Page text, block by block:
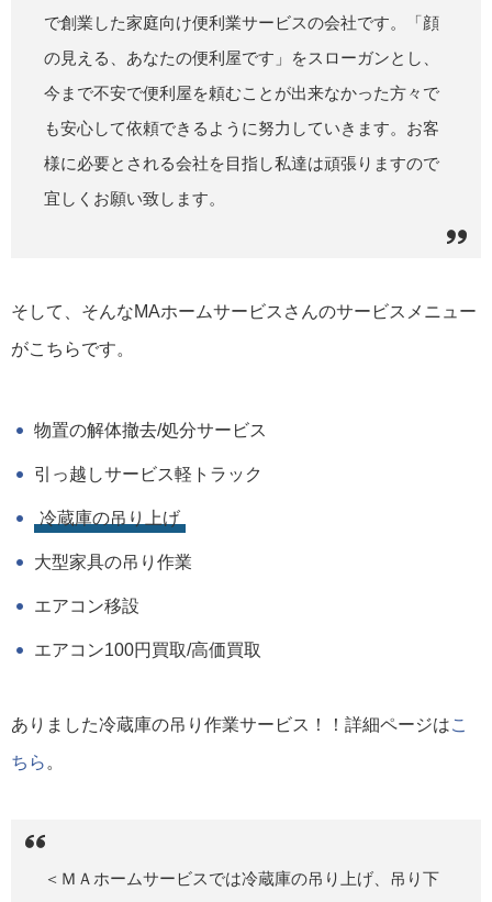
で創業した家庭向け便利業サービスの会社です。「顔
の見える、あなたの便利屋です」をスローガンとし、
今まで不安で便利屋を頼むことが出来なかった方々で
も安心して依頼できるように努力していきます。お客
様に必要とされる会社を目指し私達は頑張りますので
宜しくお願い致します。
そして、そんなMAホームサービスさんのサービスメニュー
がこちらです。
物置の解体撤去/処分サービス
引っ越しサービス軽トラック
冷蔵庫の吊り上げ
大型家具の吊り作業
エアコン移設
エアコン100円買取/高価買取
ありました冷蔵庫の吊り作業サービス！！詳細ページはこ
ちら。
＜ＭＡホームサービスでは冷蔵庫の吊り上げ、吊り下